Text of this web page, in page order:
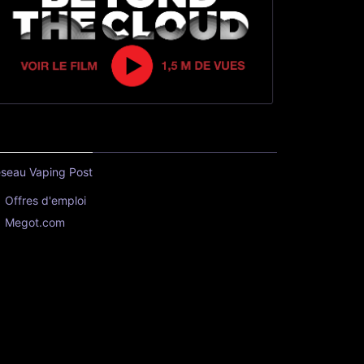
Vaping Post
Offres d'emploi
Megot.com